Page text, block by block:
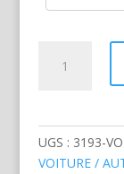
UGS : 3193-
VOITURE /